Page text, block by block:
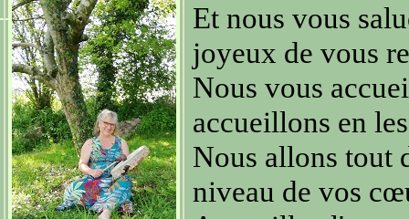
Et nous vous
joyeux de vous
Nous vous
accueillons en
Nous allons tout
niveau de vos